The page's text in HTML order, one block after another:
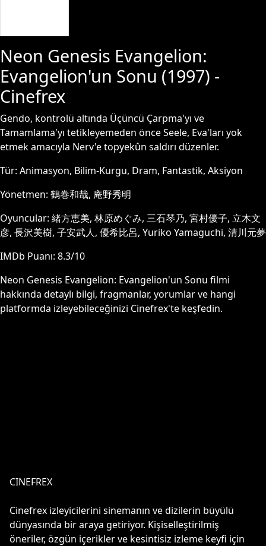
Neon Genesis Evangelion:
Evangelion'un Sonu (1997) -
Cinefrex
Gendo, kontrolü altında Üçüncü Çarpma'yı ve
Tamamlama'yı tetikleyemeden önce Seele, Eva'ları yok
etmek amacıyla Nerv'e topyekûn saldırı düzenler.
Tür: Animasyon, Bilim-Kurgu, Dram, Fantastik, Aksiyon
Yönetmen: 鶴巻和哉, 庵野秀明
Oyuncular: 緒方恵美, 林原めぐみ, 三石琴乃, 宮村優子, 立木文
彦, 長沢美樹, 子安武人, 優希比呂, Yuriko Yamaguchi, 清川元夢
IMDb Puanı: 8.3/10
Neon Genesis Evangelion: Evangelion'un Sonu filmi
hakkında detaylı bilgi, fragmanlar, yorumlar ve hangi
platformda izleyebileceğinizi Cinefrex'te keşfedin.
CINEFREX
Cinefrex izleyicilerini sinemanın ve dizilerin büyülü
dünyasında bir araya getiriyor. Kişiselleştirilmiş
öneriler, özgün içerikler ve kesintisiz izleme keyfi için